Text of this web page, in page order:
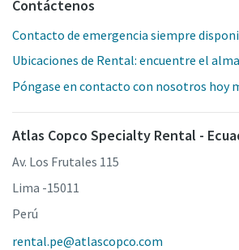
Contáctenos
Contacto de emergencia siempre
Ubicaciones de Rental: encuentre el
Póngase en contacto con nosotros hoy
Atlas Copco Specialty Rental -
Av. Los Frutales 115
Lima -15011
Perú
rental.pe@atlascopco.com